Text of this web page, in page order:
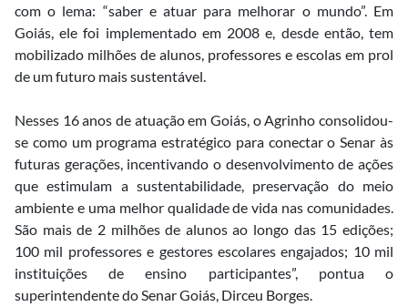
com o lema: “saber e atuar para melhorar o mundo”. Em
Goiás, ele foi implementado em 2008 e, desde então, tem
mobilizado milhões de alunos, professores e escolas em prol
de um futuro mais sustentável.
Nesses 16 anos de atuação em Goiás, o Agrinho consolidou-
se como um programa estratégico para conectar o Senar às
futuras gerações, incentivando o desenvolvimento de ações
que estimulam a sustentabilidade, preservação do meio
ambiente e uma melhor qualidade de vida nas comunidades.
São mais de 2 milhões de alunos ao longo das 15 edições;
100 mil professores e gestores escolares engajados; 10 mil
instituições de ensino participantes”, pontua o
superintendente do Senar Goiás, Dirceu Borges.